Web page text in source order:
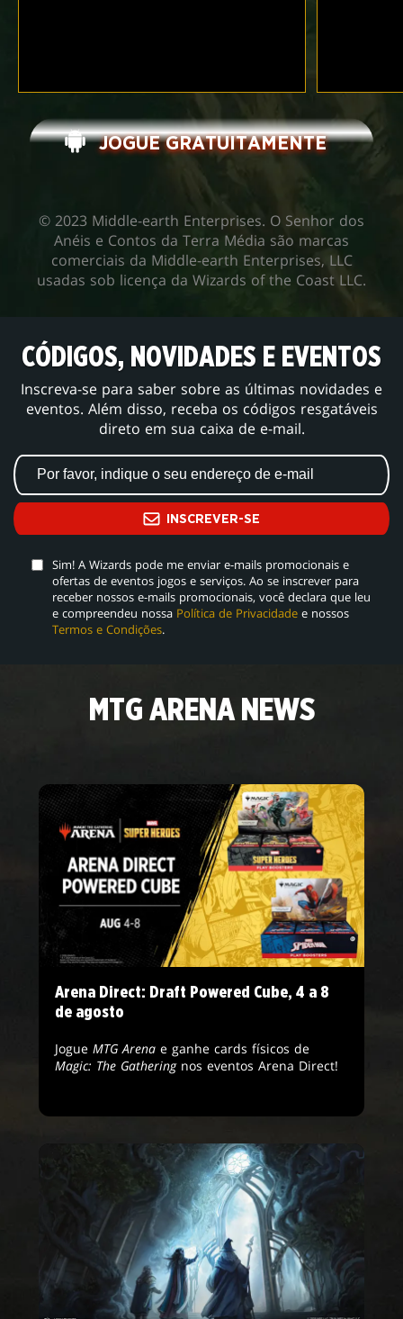
JOGUE GRATUITAMENTE
© 2023 Middle-earth Enterprises. O Senhor dos
Anéis e Contos da Terra Média são marcas
comerciais da Middle-earth Enterprises, LLC
usadas sob licença da Wizards of the Coast LLC.
CÓDIGOS, NOVIDADES E EVENTOS
Inscreva-se para saber sobre as últimas novidades e
eventos. Além disso, receba os códigos resgatáveis
direto em sua caixa de e-mail.
INSCREVER-SE
Sim! A Wizards pode me enviar e-mails promocionais e
ofertas de eventos jogos e serviços. Ao se inscrever para
receber nossos e-mails promocionais, você declara que leu
e compreendeu nossa Política de Privacidade e nossos
Termos e Condições.
MTG ARENA NEWS
Arena Direct: Draft Powered Cube, 4 a 8
de agosto
Jogue MTG Arena e ganhe cards físicos de
Magic: The Gatheringnos eventos Arena Direct!